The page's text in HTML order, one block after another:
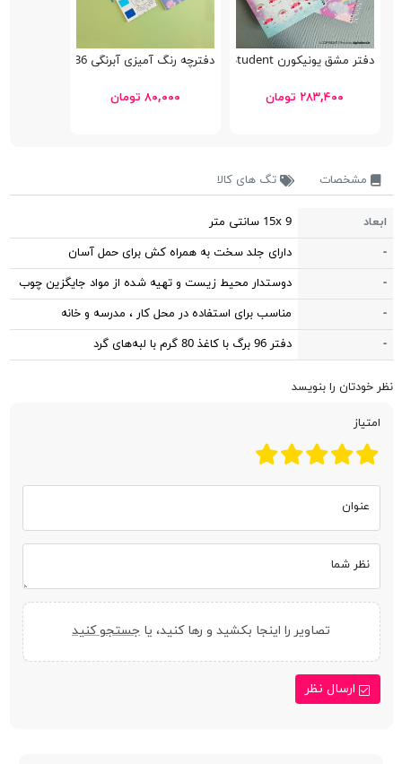
دفتر مشق یونیکورن Rehoboam Student
۲۸۳,۴۰۰ تومان
دفترچه رنگ آمیزی آبرنگی 2336
۸۰,۰۰۰ تومان
مشخصات تگ های کالا
ابعاد
15x 9 سانتی متر
-
دارای جلد سخت به همراه کش برای حمل آسان
-
دوستدار محیط زیست و تهیه شده از مواد جایگزین چوب
-
مناسب برای استفاده در محل کار ، مدرسه و خانه
-
دفتر 96 برگ با کاغذ 80 گرم با لبه‌های گرد
نظر خودتان را بنویسد
امتیاز
عنوان
نظر شما
تصاویر را اینجا بکشید و رها کنید، یا جستجو کنید
ارسال نظر